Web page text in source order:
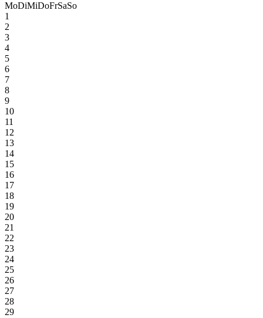
MoDiMiDoFrSaSo
1
2
3
4
5
6
7
8
9
10
11
12
13
14
15
16
17
18
19
20
21
22
23
24
25
26
27
28
29